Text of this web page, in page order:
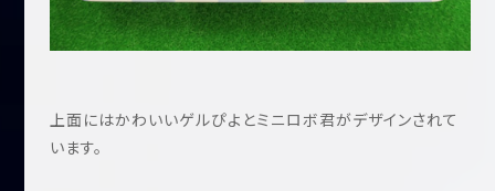
上面にはかわいいゲルぴよとミニロボ君がデザインされて
います。